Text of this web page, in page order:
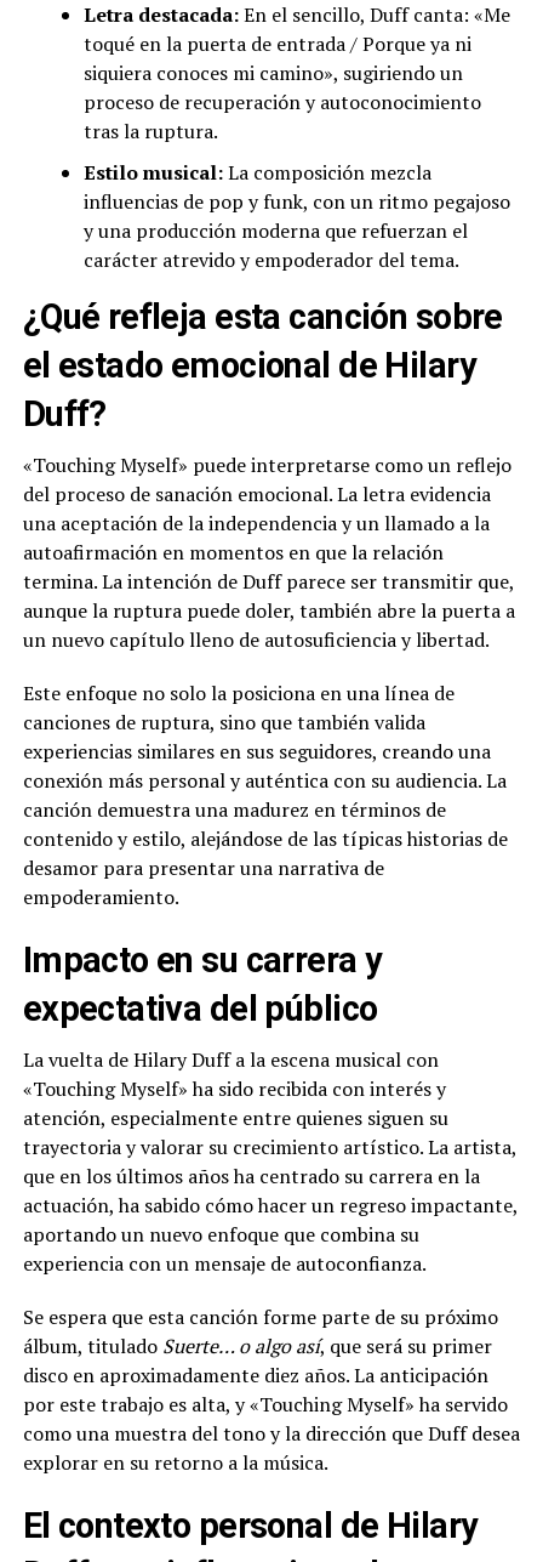
Letra destacada:En el sencillo, Duff canta: «Me
toqué en la puerta de entrada / Porque ya ni
siquiera conoces mi camino», sugiriendo un
proceso de recuperación y autoconocimiento
tras la ruptura.
Estilo musical:La composición mezcla
influencias de pop y funk, con un ritmo pegajoso
y una producción moderna que refuerzan el
carácter atrevido y empoderador del tema.
¿Qué refleja esta canción sobre
el estado emocional de Hilary
Duff?
«Touching Myself» puede interpretarse como un reflejo
del proceso de sanación emocional. La letra evidencia
una aceptación de la independencia y un llamado a la
autoafirmación en momentos en que la relación
termina. La intención de Duff parece ser transmitir que,
aunque la ruptura puede doler, también abre la puerta a
un nuevo capítulo lleno de autosuficiencia y libertad.
Este enfoque no solo la posiciona en una línea de
canciones de ruptura, sino que también valida
experiencias similares en sus seguidores, creando una
conexión más personal y auténtica con su audiencia. La
canción demuestra una madurez en términos de
contenido y estilo, alejándose de las típicas historias de
desamor para presentar una narrativa de
empoderamiento.
Impacto en su carrera y
expectativa del público
La vuelta de Hilary Duff a la escena musical con
«Touching Myself» ha sido recibida con interés y
atención, especialmente entre quienes siguen su
trayectoria y valorar su crecimiento artístico. La artista,
que en los últimos años ha centrado su carrera en la
actuación, ha sabido cómo hacer un regreso impactante,
aportando un nuevo enfoque que combina su
experiencia con un mensaje de autoconfianza.
Se espera que esta canción forme parte de su próximo
álbum, titulado Suerte… o algo así, que será su primer
disco en aproximadamente diez años. La anticipación
por este trabajo es alta, y «Touching Myself» ha servido
como una muestra del tono y la dirección que Duff desea
explorar en su retorno a la música.
El contexto personal de Hilary